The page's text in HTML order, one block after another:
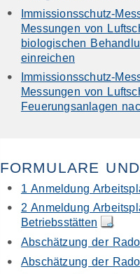
Immissionsschutz-
Messungen von
biologischen
einreichen
Immissionsschutz-
Messungen von
Feuerungsanlagen
FORMULARE
1 Anmeldung
2 Anmeldung
Betriebsstätten
Abschätzung der
Abschätzung der